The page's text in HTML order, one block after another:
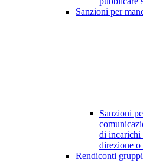
Sanzioni per
Sanzioni
di incarichi
direzione
Rendiconti